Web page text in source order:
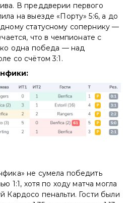
В преддверии первого
на выезде «Порту» 5:6, а до
статусному сопернику —
что в чемпионате с
одна победа — над
со счётом 3:1.
не сумела победить
1:1, хотя по ходу матча могла
Кардосо пенальти. Гости были